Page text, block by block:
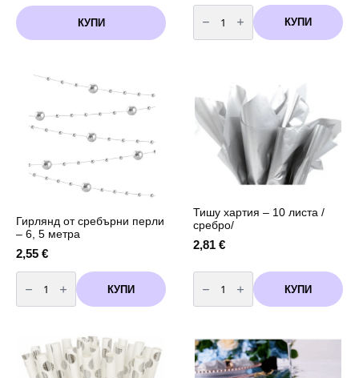
КУПИ
количество
за
Картонени
кутии
Динозавър
Dino
-
5
броя
КУПИ
Гирлянд от сребърни перли
– 6, 5 метра
2,55 €
количество
за
Гирлянд
от
метра
КУПИ
Тишу хартия – 10 листа /
сребро/
2,81 €
количество
за
хартия
листа
/
сребро/
КУПИ